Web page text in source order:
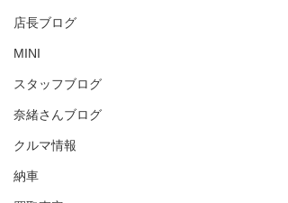
店長ブログ
MINI
スタッフブログ
奈緒さんブログ
クルマ情報
納車